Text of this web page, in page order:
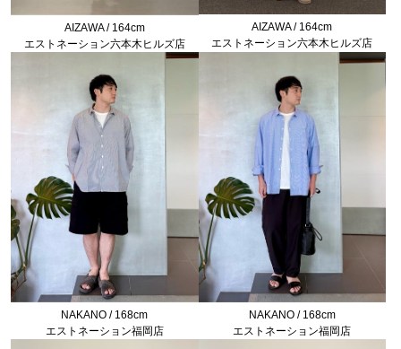
AIZAWA / 164cm
エストネーション六本木ヒルズ店
AIZAWA / 164cm
エストネーション六本木ヒルズ店
NAKANO / 168cm
エストネーション福岡店
NAKANO / 168cm
エストネーション福岡店